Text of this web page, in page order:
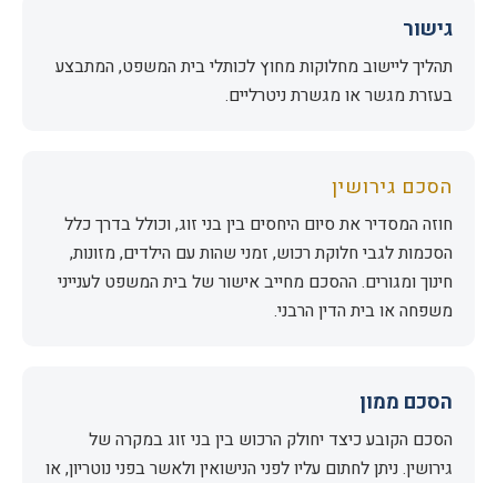
גישור
תהליך ליישוב מחלוקות מחוץ לכותלי בית המשפט, המתבצע
בעזרת מגשר או מגשרת ניטרליים.
הסכם גירושין
חוזה המסדיר את סיום היחסים בין בני זוג, וכולל בדרך כלל
הסכמות לגבי חלוקת רכוש, זמני שהות עם הילדים, מזונות,
חינוך ומגורים. ההסכם מחייב אישור של בית המשפט לענייני
משפחה או בית הדין הרבני.
הסכם ממון
הסכם הקובע כיצד יחולק הרכוש בין בני זוג במקרה של
גירושין. ניתן לחתום עליו לפני הנישואין ולאשר בפני נוטריון, או